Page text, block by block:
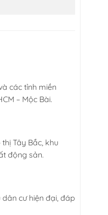
các tỉnh miền
– Mộc Bài.
Tây Bắc, khu
động sản.
cư hiện đại, đáp